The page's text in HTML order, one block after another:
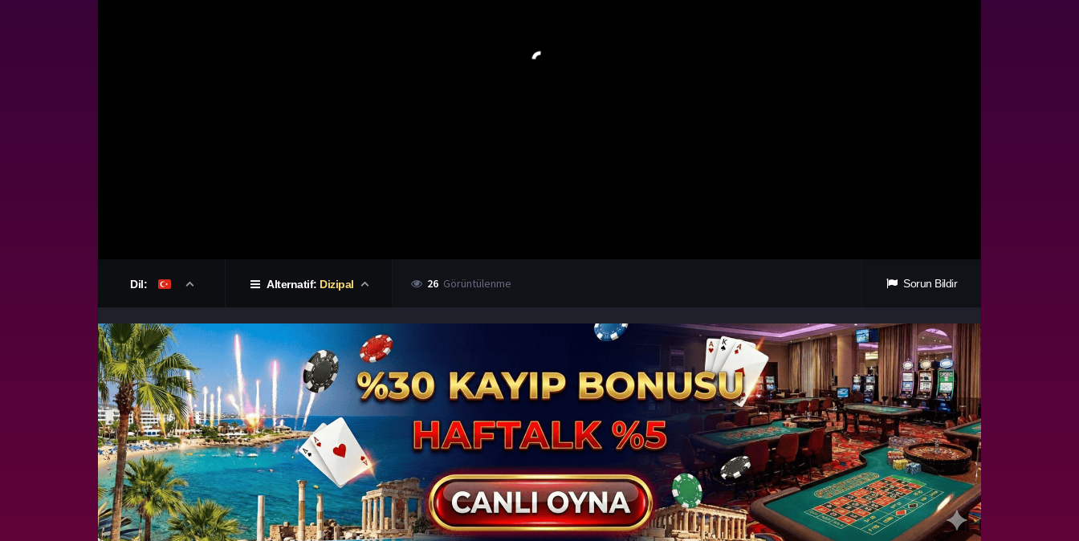
Dil: Alternatif: Dizipal 26 Görüntülenme Sorun Bildir